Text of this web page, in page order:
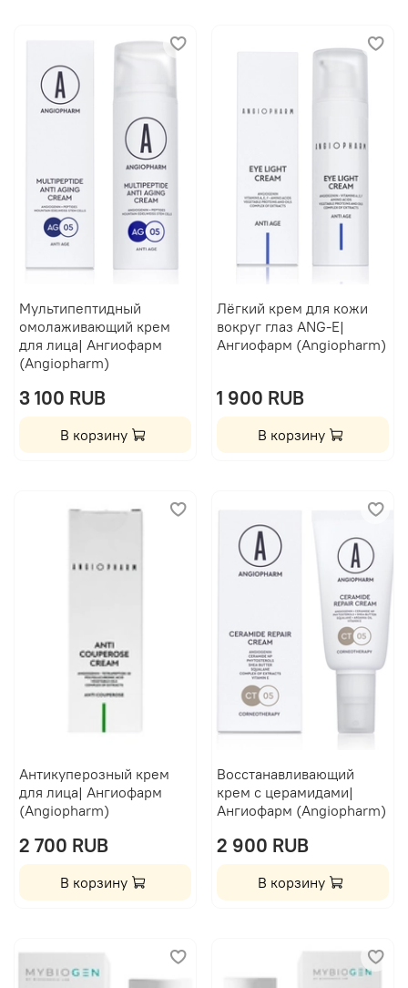
Мультипептидный
омолаживающий крем
для лица| Ангиофарм
(Angiopharm)
3 100 RUB
В корзину
Лёгкий крем для кожи
вокруг глаз ANG-E|
Ангиофарм (Angiopharm)
1 900 RUB
В корзину
Антикуперозный крем
для лица| Ангиофарм
(Angiopharm)
2 700 RUB
В корзину
Восстанавливающий
крем с церамидами|
Ангиофарм (Angiopharm)
2 900 RUB
В корзину